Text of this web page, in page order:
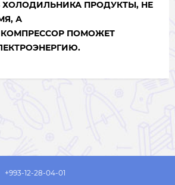
ХОЛОДИЛЬНИКА ПРОДУКТЫ, НЕ
А
ПОМОЖЕТ
+993-12-28-04-01